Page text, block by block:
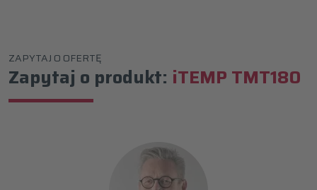
ZAPYTAJ O OFERTĘ
Zapytaj o produkt: iTEMP TMT180